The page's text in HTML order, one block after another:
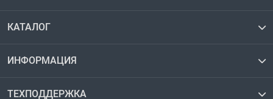
КАТАЛОГ
ИНФОРМАЦИЯ
ТЕХПОДДЕРЖКА